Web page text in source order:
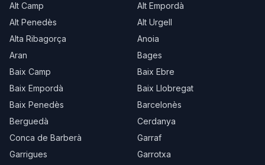
Alt Camp
Alt Empordà
Alt Penedès
Alt Urgell
Alta Ribagorça
Anoia
Aran
Bages
Baix Camp
Baix Ebre
Baix Empordà
Baix Llobregat
Baix Penedès
Barcelonès
Berguedà
Cerdanya
Conca de Barberà
Garraf
Garrigues
Garrotxa